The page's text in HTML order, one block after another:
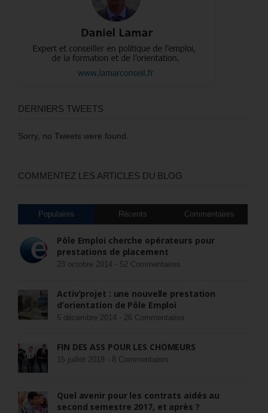
DERNIERS TWEETS
Sorry, no Tweets were found.
COMMENTEZ LES ARTICLES DU BLOG
Populaires Récents Commentaires
Pôle Emploi cherche opérateurs pour
prestations de placement
23 octobre 2014 - 52 Commentaires
Activ’projet : une nouvelle prestation
d’orientation de Pôle Emploi
5 décembre 2014 - 26 Commentaires
FIN DES ASS POUR LES CHÔMEURS
15 juillet 2018 - 8 Commentaires
Quel avenir pour les contrats aidés au
second semestre 2017, et après ?